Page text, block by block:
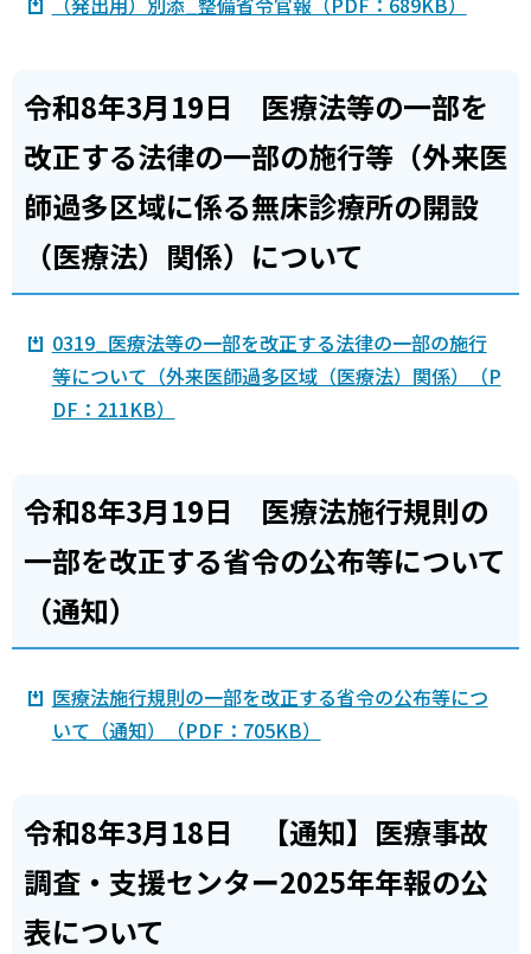
令和8年3月19日 医療法等の一部を
改正する法律の一部の施行等（外来医
師過多区域に係る無床診療所の開設
（医療法）関係）について
0319_医療法等の一部を改正する法律の一部の施行
等について（外来医師過多区域（医療法）関係）（P
DF：211KB）
令和8年3月19日 医療法施行規則の
一部を改正する省令の公布等について
（通知）
医療法施行規則の一部を改正する省令の公布等につ
いて（通知）（PDF：705KB）
令和8年3月18日 【通知】医療事故
調査・支援センター2025年年報の公
表について